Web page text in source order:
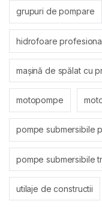
grupuri de pompare
hidrofoare
mașină de spălat cu
motopompe
pompe submersibile
pompe submersibile
utilaje de constructii